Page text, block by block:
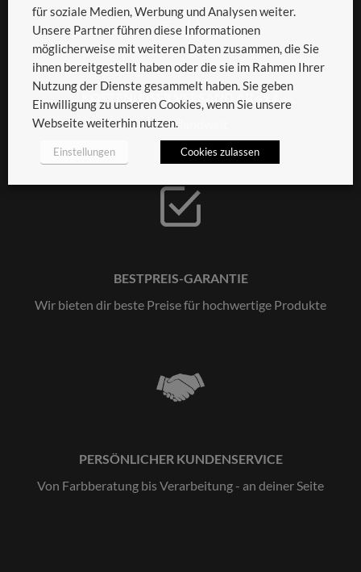
KOSTENLOSER VERSAND AB 49 €
Deutschlandweit
BESTPREIS-GARANTIE
Wir bieten dir beste Preise für hochwertige Produkte
PERSÖNLICHER KUNDENSERVICE
Von Farbberatung bis Verarbeitung - an deiner Seite
für soziale Medien, Werbung und Analysen weiter.
Unsere Partner führen diese Informationen
möglicherweise mit weiteren Daten zusammen, die Sie
ihnen bereitgestellt haben oder die sie im Rahmen Ihrer
Nutzung der Dienste gesammelt haben. Sie geben
Einwilligung zu unseren Cookies, wenn Sie unsere
Webseite weiterhin nutzen.
Einstellungen Cookies zulassen